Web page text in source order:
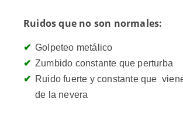
Ruidos que no son normales:
Golpeteo metálico
Zumbido constante que perturba
Ruido fuerte y constante que
de la nevera